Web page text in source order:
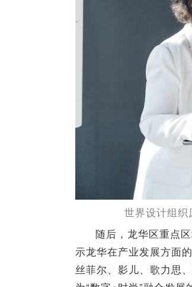
世界设计组织
随后，龙华区重点
示龙华在产业发展方面
丝菲尔、影儿、歌力思